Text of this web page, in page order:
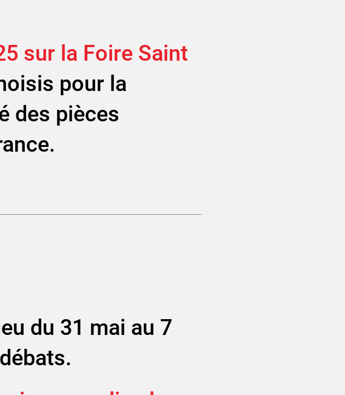
sur la Foire Saint
pour la
des pièces
du 31 mai au 7